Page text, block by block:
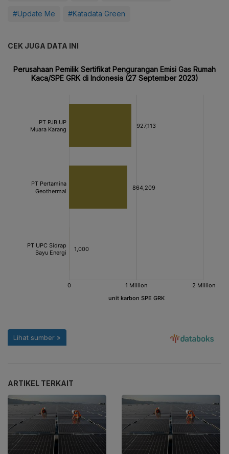
#Update Me #Katadata Green
CEK JUGA DATA INI
ARTIKEL TERKAIT